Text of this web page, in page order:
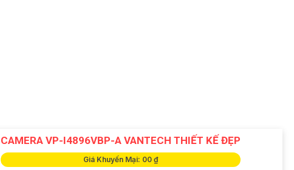
CAMERA VP-I4896VBP-A VANTECH THIẾT KẾ ĐẸP
Giá Khuyến Mại: 00 ₫
️